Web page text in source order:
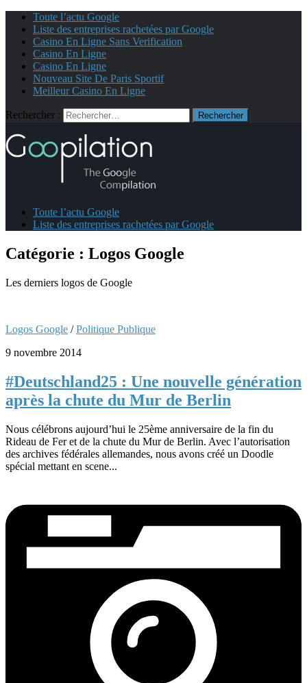
Toute l’actu Google
Liste des entreprises rachetées par Google
Casino En Ligne Sans Verification
Casino En Ligne
Casino En Ligne
Nouveau Site De Paris Sportif
Meilleur Casino En Ligne
Rechercher :
Toute l’actu Google
Liste des entreprises rachetées par Google
Catégorie : Logos Google
Les derniers logos de Google
Logos Google /Politique Publique
9 novembre 2014
#Deutschland25 : Une nouvelle génération
après la chute du Mur de Berlin
Nous célébrons aujourd’hui le 25ème anniversaire de la fin du
Rideau de Fer et de la chute du Mur de Berlin. Avec l’autorisation
des archives fédérales allemandes, nous avons créé un Doodle
spécial mettant en scene...